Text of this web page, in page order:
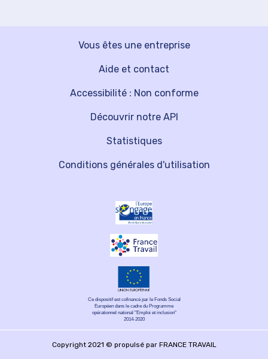
Vous êtes une entreprise
Découvrir notre API
Aide et contact
Statistiques
Accessibilité : Non conforme
Conditions générales d'utilisation
Ce dispositif est cofinancé par le Fonds Social
Européen dans le cadre du Programme
opérationnel national "Emploi et inclusion"
2014-2020
Copyright 2021 © propulsé par FRANCE TRAVAIL